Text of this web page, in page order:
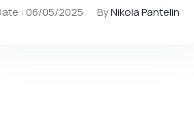
: 06/05/2025 ByNikola Pantelin